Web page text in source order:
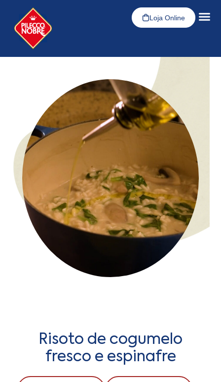
Loja Online
Risoto de cogumelo
fresco e espinafre